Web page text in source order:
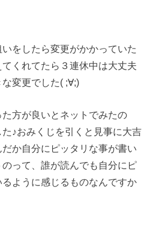
k
をしたら変更がかかっていた
くれてたら３連休中は大丈夫
変更でした( ;∀;)
方が良いとネットでみたの
♪おみくじを引くと見事に大吉
か自分にピッタリな事が書い
って、誰が読んでも自分にピ
ように感じるものなんですか